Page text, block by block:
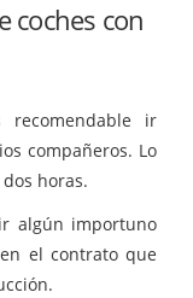
coches con
ir
compañeros. Lo
horas.
algún importuno
el contrato que